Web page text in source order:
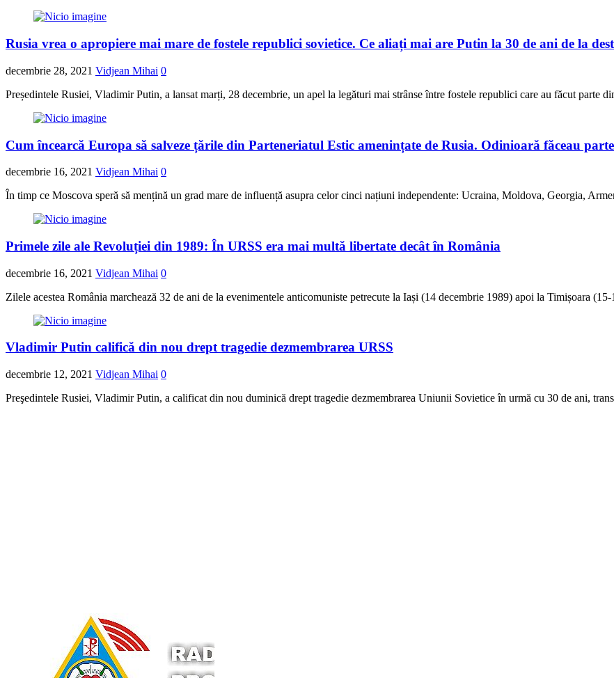
Rusia vrea o apropiere mai mare de fostele republici sovietice. Ce aliați mai are Putin la 30 de ani de la
decembrie 28, 2021 Vidjean Mihai 0
Președintele Rusiei, Vladimir Putin, a lansat marți, 28 decembrie, un apel la legături mai strânse între fostele republici care au făcut parte
Cum încearcă Europa să salveze țările din Parteneriatul Estic amenințate de Rusia. Odinioară făceau
decembrie 16, 2021 Vidjean Mihai 0
În timp ce Moscova speră să mențină un grad mare de influență asupra celor cinci națiuni independente: Ucraina, Moldova, Georgia,
Primele zile ale Revoluției din 1989: În URSS era mai multă libertate decât în România
decembrie 16, 2021 Vidjean Mihai 0
Zilele acestea România marchează 32 de ani de la evenimentele anticomuniste petrecute la Iași (14 decembrie 1989) apoi la Timișoara
Vladimir Putin califică din nou drept tragedie dezmembrarea URSS
decembrie 12, 2021 Vidjean Mihai 0
Preşedintele Rusiei, Vladimir Putin, a calificat din nou duminică drept tragedie dezmembrarea Uniunii Sovietice în urmă cu 30 de ani,